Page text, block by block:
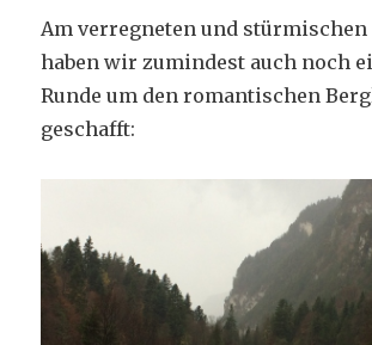
Am verregneten und stürmischen
haben wir zumindest auch noch
Runde um den romantischen
geschafft: